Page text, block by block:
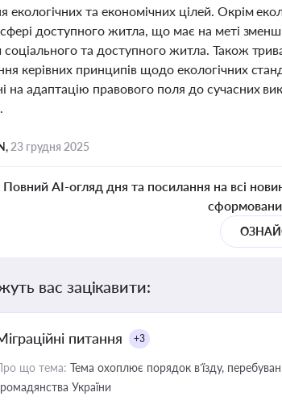
екологічних та економічних цілей. Окрім
доступного житла, що має на меті
соціального та доступного житла. Також
керівних принципів щодо екологічних
на адаптацію правового поля до сучасних
23 грудня 2025
Повний AI-огляд дня та посилання на всі
вас зацікавити:
питання +3
що тема: Тема охоплює порядок в’їзду,
України